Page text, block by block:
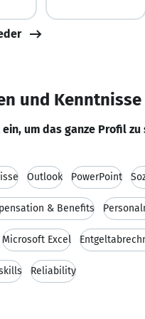
und Kenntnisse
um das ganze Profil zu
Outlook PowerPoint
& Benefits
Microsoft Excel
Reliability